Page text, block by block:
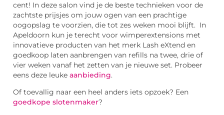
cent! In deze salon vind je de beste technieken voor de
zachtste prijsjes om jouw ogen van een prachtige
oogopslag te voorzien, die tot zes weken mooi blijft. In
Apeldoorn kun je terecht voor wimperextensions met
innovatieve producten van het merk Lash eXtend en
goedkoop laten aanbrengen van refills na twee, drie of
vier weken vanaf het zetten van je nieuwe set. Probeer
eens deze leuke aanbieding.
Of toevallig naar een heel anders iets opzoek? Een
goedkope slotenmaker?